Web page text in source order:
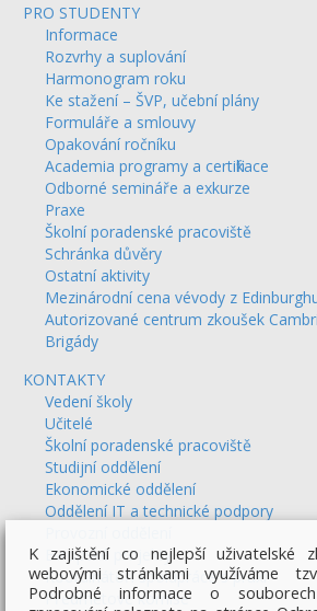
K zajištění co nejlepší uživatelské
webovými stránkami využíváme
Podrobné informace o
PRO STUDENTY
Informace
Rozvrhy a suplování
Harmonogram roku
Ke stažení – ŠVP, učební plány
Formuláře a smlouvy
Opakování ročníku
Academia programy a certifikace
Odborné semináře a exkurze
Praxe
Školní poradenské pracoviště
Schránka důvěry
Ostatní aktivity
Mezinárodní cena vévody z
Autorizované centrum zkoušek
Brigády
KONTAKTY
Vedení školy
Učitelé
Školní poradenské pracoviště
Studijní oddělení
Ekonomické oddělení
Oddělení IT a technické podpory
Evropské projekty
Koordinátoři spolupráce s praxí
Předmětové komise